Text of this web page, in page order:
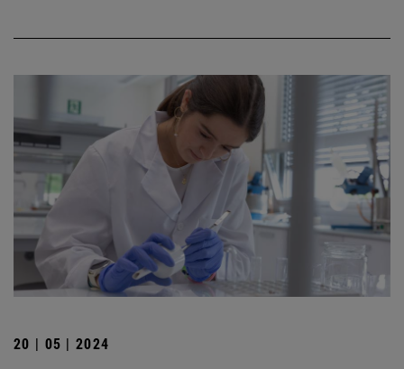
20 | 05 | 2024